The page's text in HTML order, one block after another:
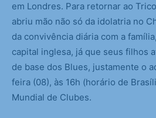
em Londres. Para retornar ao
abriu mão não só da idolatria no
da convivência diária com a
capital inglesa, já que seus filhos
de base dos Blues, justamente o
feira (08), às 16h (horário de
Mundial de Clubes.